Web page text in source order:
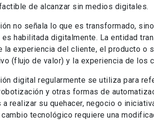
de alcanzar sin medios digitales.
no señala lo que es transformado,
habilitada digitalmente. La entidad
la experiencia del cliente, el producto o
(flujo de valor) y la experiencia de los
digital regularmente se utiliza para
y otras formas de
realizar su quehacer, negocio o
tecnológico requiere una